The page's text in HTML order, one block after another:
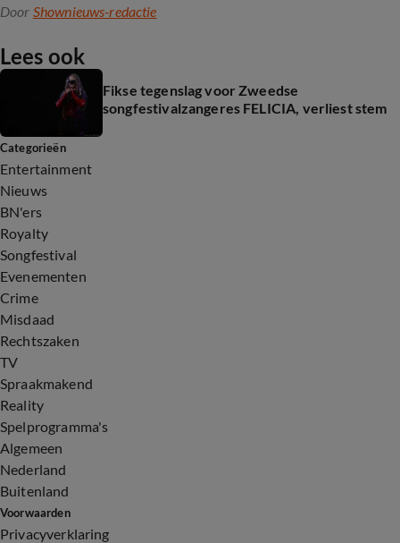
Door Shownieuws-redactie
Lees ook
Fikse tegenslag voor Zweedse
songfestivalzangeres FELICIA, verliest stem
Categorieën
Entertainment
Nieuws
BN'ers
Royalty
Songfestival
Evenementen
Crime
Misdaad
Rechtszaken
TV
Spraakmakend
Reality
Spelprogramma's
Algemeen
Nederland
Buitenland
Voorwaarden
Privacyverklaring